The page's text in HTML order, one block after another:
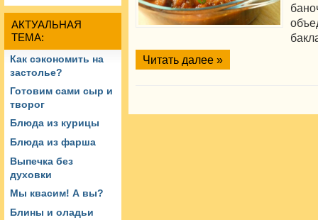
АКТУАЛЬНАЯ
ТЕМА:
Как сэкономить на
застолье?
Готовим сами сыр и
творог
Блюда из курицы
Блюда из фарша
Выпечка без
духовки
Мы квасим! А вы?
Блины и оладьи
Читать далее »